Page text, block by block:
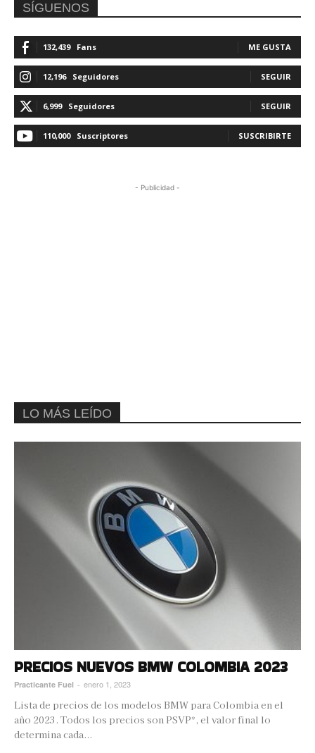
SÍGUENOS
132,439 Fans ME GUSTA
12,196 Seguidores SEGUIR
6,999 Seguidores SEGUIR
110,000 Suscriptores SUSCRIBIRTE
- Publicidad -
LO MÁS LEÍDO
PRECIOS NUEVOS BMW COLOMBIA 2023
Practicante Fuel - enero 1, 2023
Lista de precios de los modelos BMW para Colombia en el
año 2023. Todos los precios son PSVP*, el valor final lo
determina cada...